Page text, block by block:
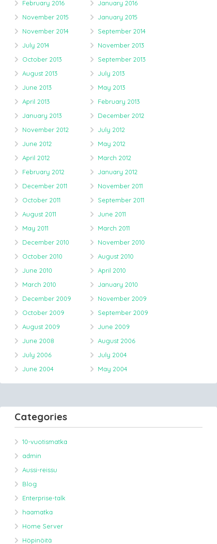
February 2016
January 2016
November 2015
January 2015
November 2014
September 2014
July 2014
November 2013
October 2013
September 2013
August 2013
July 2013
June 2013
May 2013
April 2013
February 2013
January 2013
December 2012
November 2012
July 2012
June 2012
May 2012
April 2012
March 2012
February 2012
January 2012
December 2011
November 2011
October 2011
September 2011
August 2011
June 2011
May 2011
March 2011
December 2010
November 2010
October 2010
August 2010
June 2010
April 2010
March 2010
January 2010
December 2009
November 2009
October 2009
September 2009
August 2009
June 2009
June 2008
August 2006
July 2006
July 2004
June 2004
May 2004
Categories
10-vuotismatka
admin
Aussi-reissu
Blog
Enterprise-talk
haamatka
Home Server
Höpinöitä